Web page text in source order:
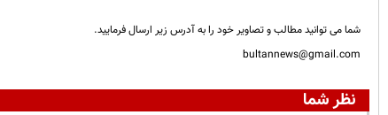
شما می توانید مطالب و تصاویر خود را به آدرس زیر ارسال فرمایید.
bultannews@gmail.com
نظر شما